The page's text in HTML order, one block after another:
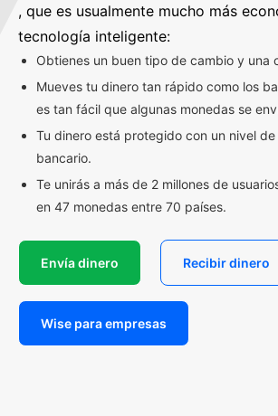
, que es usualmente mucho más
tecnología inteligente:
Obtienes un buen tipo de cambio y una
Mueves tu dinero tan rápido como los
es tan fácil que algunas monedas se
Tu dinero está protegido con un nivel
bancario.
Te unirás a más de 2 millones de
en 47 monedas entre 70 países.
Envía dinero Recibir dinero
Wise para empresas